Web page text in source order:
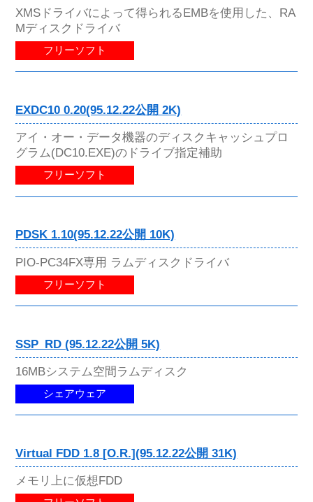
XMSドライバによって得られるEMBを使用した、RA
Mディスクドライバ
フリーソフト
EXDC10 0.20(95.12.22公開 2K)
アイ・オー・データ機器のディスクキャッシュプロ
グラム(DC10.EXE)のドライブ指定補助
フリーソフト
PDSK 1.10(95.12.22公開 10K)
PIO-PC34FX専用 ラムディスクドライバ
フリーソフト
SSP_RD (95.12.22公開 5K)
16MBシステム空間ラムディスク
シェアウェア
Virtual FDD 1.8 [O.R.](95.12.22公開 31K)
メモリ上に仮想FDD